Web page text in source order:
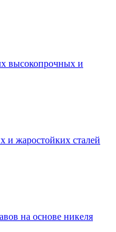
высокопрочных и
и жаростойких сталей
на основе никеля